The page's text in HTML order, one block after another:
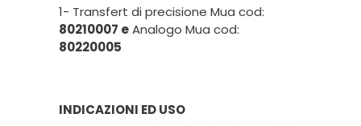
1- Transfert di precisione Mua cod:
80210007 eAnalogo Mua cod:
80220005
INDICAZIONI ED USO